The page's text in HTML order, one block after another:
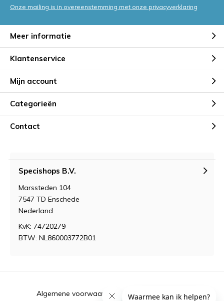
Onze mailing is in overeenstemming met onze privacyverklaring
Meer informatie
Klantenservice
Mijn account
Categorieën
Contact
Specishops B.V.
Marssteden 104
7547 TD Enschede
Nederland
KvK: 74720279
BTW: NL860003772B01
Algemene voorwaarden RSS-feed Sitemap